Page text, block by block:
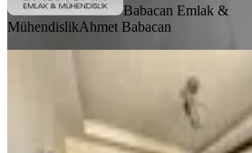
Babacan Emlak &
MühendislikAhmet Babacan
Çünür Yenişehir
Fakültesine Yakın
Merkez, Çünür